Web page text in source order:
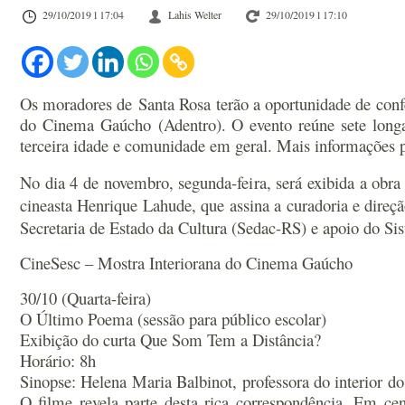
29/10/2019 l 17:04 Lahis Welter 29/10/2019 l 17:10
Os moradores de Santa Rosa terão a oportunidade de
do Cinema Gaúcho (Adentro). O evento reúne sete
terceira idade e comunidade em geral. Mais
No dia 4 de novembro, segunda-feira, será exibida a obra
cineasta Henrique Lahude, que assina a curadoria e
Secretaria de Estado da Cultura (Sedac-RS) e apoio do
CineSesc – Mostra Interiorana do Cinema Gaúcho
30/10 (Quarta-feira)
O Último Poema (sessão para público escolar)
Exibição do curta Que Som Tem a Distância?
Horário: 8h
Sinopse: Helena Maria Balbinot, professora do interior